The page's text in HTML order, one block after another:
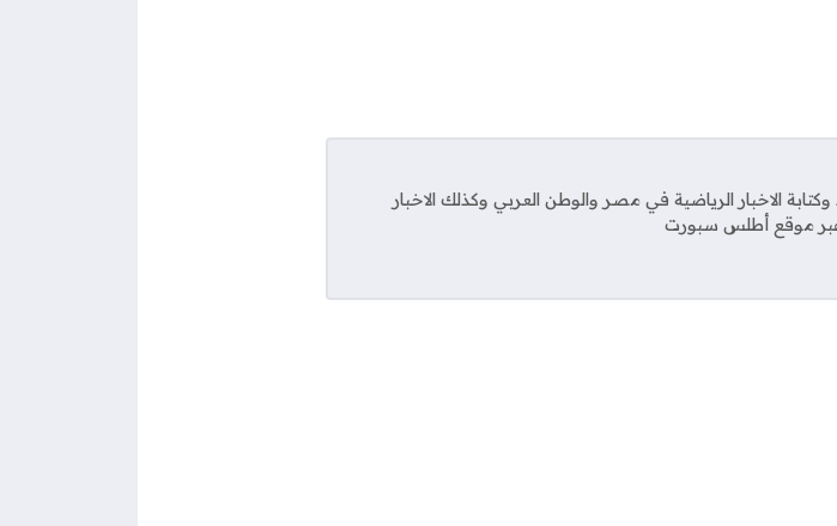
الاخبار الرياضية في مصر والوطن العربي وكذلك الاخبار
عبر موقع أطلس سبورت